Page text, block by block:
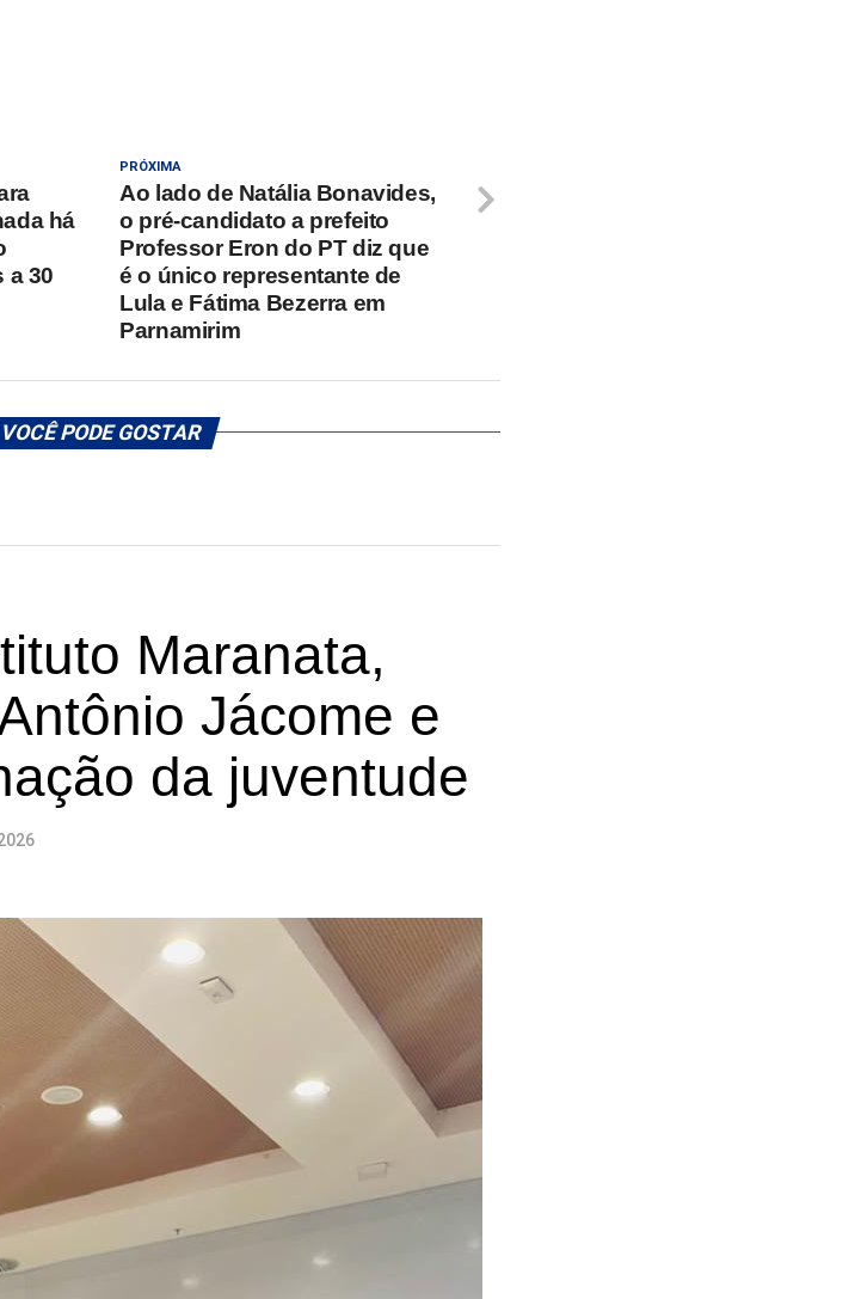
PRÓXIMA
Ao lado de Natália Bonavides,
o pré-candidato a prefeito
Professor Eron do PT diz que
é o único representante de
Lula e Fátima Bezerra em
Parnamirim
há
a 30
VOCÊ PODE GOSTAR
Maranata,
Jácome e
da juventude